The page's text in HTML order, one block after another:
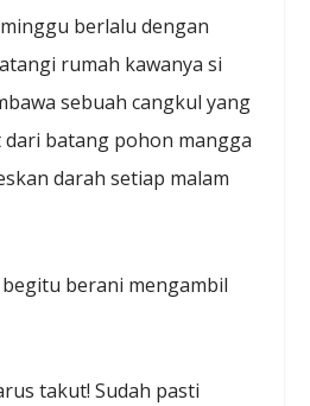
berlalu dengan
rumah kawanya si
sebuah cangkul yang
batang pohon mangga
darah setiap malam
berani mengambil
takut! Sudah pasti